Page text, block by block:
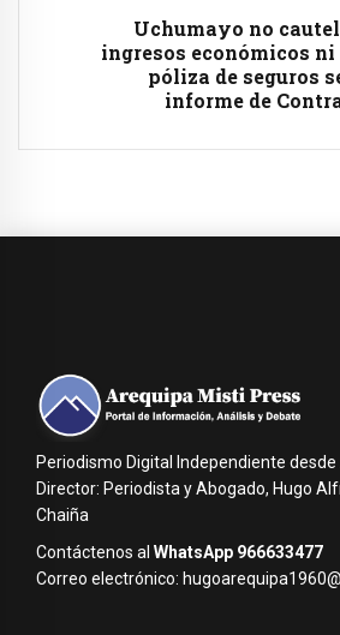
Uchumayo no
ingresos económicos
póliza de seguros
informe de
Periodismo Digital Independiente
Director: Periodista y Abogado, Hugo
Chaiña
Contáctenos al WhatsApp 966633477
Correo electrónico: